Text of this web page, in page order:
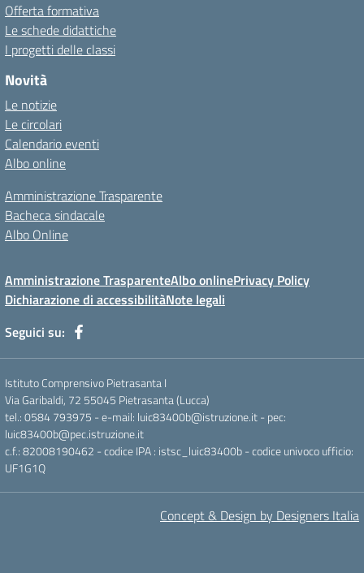
Offerta formativa
Le schede didattiche
I progetti delle classi
Novità
Le notizie
Le circolari
Calendario eventi
Albo online
Amministrazione Trasparente
Bacheca sindacale
Albo Online
Amministrazione TrasparenteAlbo onlinePrivacy Policy
Dichiarazione di accessibilitàNote legali
Seguici su:
Istituto Comprensivo Pietrasanta I
Via Garibaldi, 72 55045 Pietrasanta (Lucca)
tel.: 0584 793975 - e-mail: luic83400b@istruzione.it - pec:
luic83400b@pec.istruzione.it
c.f.: 82008190462 - codice IPA : istsc_luic83400b - codice univoco ufficio:
UF1G1Q
Concept & Design by Designers Italia